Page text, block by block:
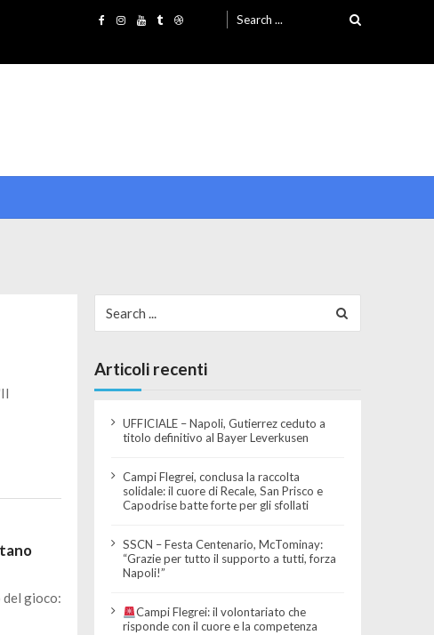
Search for:
del gioco:
Articoli recenti
UFFICIALE – Napoli, Gutierrez ceduto a
titolo definitivo al Bayer Leverkusen
Campi Flegrei, conclusa la raccolta
solidale: il cuore di Recale, San Prisco e
Capodrise batte forte per gli sfollati
SSCN – Festa Centenario, McTominay:
“Grazie per tutto il supporto a tutti, forza
Napoli!”
Campi Flegrei: il volontariato che
risponde con il cuore e la competenza